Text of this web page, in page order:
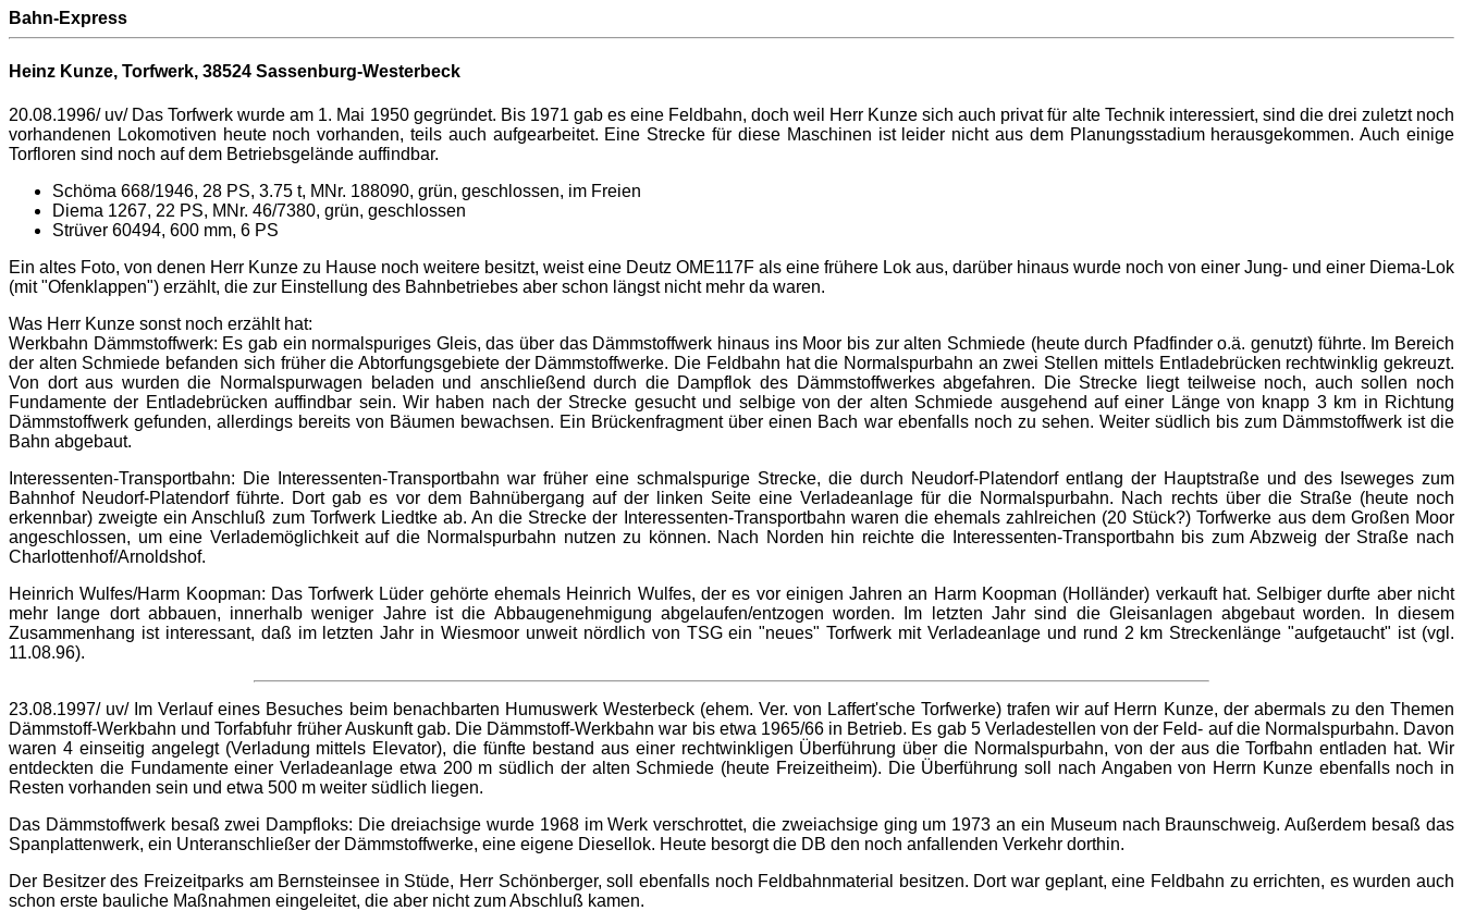
Bahn-Express
Heinz Kunze, Torfwerk, 38524 Sassenburg-Westerbeck
20.08.1996/ uv/ Das Torfwerk wurde am 1. Mai 1950 gegründet. Bis 1971 gab es eine Feldbahn, doch weil Herr Kunze sich auch privat für alte Technik interessiert, sind die drei zuletzt noch
vorhandenen Lokomotiven heute noch vorhanden, teils auch aufgearbeitet. Eine Strecke für diese Maschinen ist leider nicht aus dem Planungsstadium herausgekommen. Auch einige
Torfloren sind noch auf dem Betriebsgelände auffindbar.
Schöma 668/1946, 28 PS, 3.75 t, MNr. 188090, grün, geschlossen, im Freien
Diema 1267, 22 PS, MNr. 46/7380, grün, geschlossen
Strüver 60494, 600 mm, 6 PS
Ein altes Foto, von denen Herr Kunze zu Hause noch weitere besitzt, weist eine Deutz OME117F als eine frühere Lok aus, darüber hinaus wurde noch von einer Jung- und einer Diema-Lok
(mit "Ofenklappen") erzählt, die zur Einstellung des Bahnbetriebes aber schon längst nicht mehr da waren.
Was Herr Kunze sonst noch erzählt hat:
Werkbahn Dämmstoffwerk: Es gab ein normalspuriges Gleis, das über das Dämmstoffwerk hinaus ins Moor bis zur alten Schmiede (heute durch Pfadfinder o.ä. genutzt) führte. Im Bereich
der alten Schmiede befanden sich früher die Abtorfungsgebiete der Dämmstoffwerke. Die Feldbahn hat die Normalspurbahn an zwei Stellen mittels Entladebrücken rechtwinklig gekreuzt.
Von dort aus wurden die Normalspurwagen beladen und anschließend durch die Dampflok des Dämmstoffwerkes abgefahren. Die Strecke liegt teilweise noch, auch sollen noch
Fundamente der Entladebrücken auffindbar sein. Wir haben nach der Strecke gesucht und selbige von der alten Schmiede ausgehend auf einer Länge von knapp 3 km in Richtung
Dämmstoffwerk gefunden, allerdings bereits von Bäumen bewachsen. Ein Brückenfragment über einen Bach war ebenfalls noch zu sehen. Weiter südlich bis zum Dämmstoffwerk ist die
Bahn abgebaut.
Interessenten-Transportbahn: Die Interessenten-Transportbahn war früher eine schmalspurige Strecke, die durch Neudorf-Platendorf entlang der Hauptstraße und des Iseweges zum
Bahnhof Neudorf-Platendorf führte. Dort gab es vor dem Bahnübergang auf der linken Seite eine Verladeanlage für die Normalspurbahn. Nach rechts über die Straße (heute noch
erkennbar) zweigte ein Anschluß zum Torfwerk Liedtke ab. An die Strecke der Interessenten-Transportbahn waren die ehemals zahlreichen (20 Stück?) Torfwerke aus dem Großen Moor
angeschlossen, um eine Verlademöglichkeit auf die Normalspurbahn nutzen zu können. Nach Norden hin reichte die Interessenten-Transportbahn bis zum Abzweig der Straße nach
Charlottenhof/Arnoldshof.
Heinrich Wulfes/Harm Koopman: Das Torfwerk Lüder gehörte ehemals Heinrich Wulfes, der es vor einigen Jahren an Harm Koopman (Holländer) verkauft hat. Selbiger durfte aber nicht
mehr lange dort abbauen, innerhalb weniger Jahre ist die Abbaugenehmigung abgelaufen/entzogen worden. Im letzten Jahr sind die Gleisanlagen abgebaut worden. In diesem
Zusammenhang ist interessant, daß im letzten Jahr in Wiesmoor unweit nördlich von TSG ein "neues" Torfwerk mit Verladeanlage und rund 2 km Streckenlänge "aufgetaucht" ist (vgl.
11.08.96).
23.08.1997/ uv/ Im Verlauf eines Besuches beim benachbarten Humuswerk Westerbeck (ehem. Ver. von Laffert'sche Torfwerke) trafen wir auf Herrn Kunze, der abermals zu den Themen
Dämmstoff-Werkbahn und Torfabfuhr früher Auskunft gab. Die Dämmstoff-Werkbahn war bis etwa 1965/66 in Betrieb. Es gab 5 Verladestellen von der Feld- auf die Normalspurbahn. Davon
waren 4 einseitig angelegt (Verladung mittels Elevator), die fünfte bestand aus einer rechtwinkligen Überführung über die Normalspurbahn, von der aus die Torfbahn entladen hat. Wir
entdeckten die Fundamente einer Verladeanlage etwa 200 m südlich der alten Schmiede (heute Freizeitheim). Die Überführung soll nach Angaben von Herrn Kunze ebenfalls noch in
Resten vorhanden sein und etwa 500 m weiter südlich liegen.
Das Dämmstoffwerk besaß zwei Dampfloks: Die dreiachsige wurde 1968 im Werk verschrottet, die zweiachsige ging um 1973 an ein Museum nach Braunschweig. Außerdem besaß das
Spanplattenwerk, ein Unteranschließer der Dämmstoffwerke, eine eigene Diesellok. Heute besorgt die DB den noch anfallenden Verkehr dorthin.
Der Besitzer des Freizeitparks am Bernsteinsee in Stüde, Herr Schönberger, soll ebenfalls noch Feldbahnmaterial besitzen. Dort war geplant, eine Feldbahn zu errichten, es wurden auch
schon erste bauliche Maßnahmen eingeleitet, die aber nicht zum Abschluß kamen.